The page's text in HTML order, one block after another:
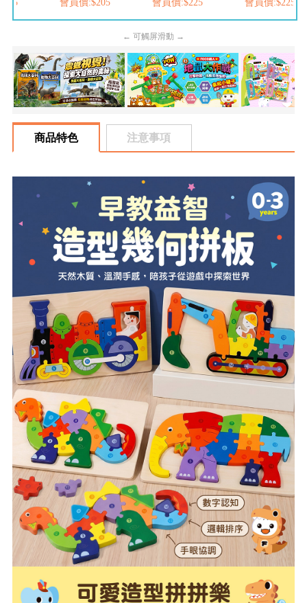
會員價:$205
會員價:$225
會員價:$225
← 可觸屏滑動 →
商品特色 注意事項